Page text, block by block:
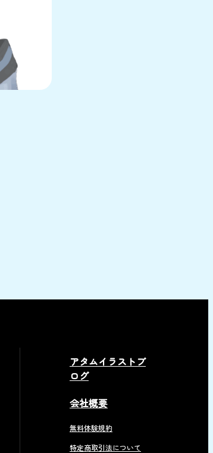
アタムイラストブ
ログ
会社概要
無料体験規約
特定商取引法について